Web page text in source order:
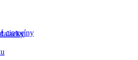
cintoríny